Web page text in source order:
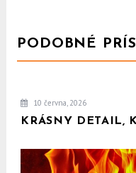
PODOBNÉ
10 června, 2026
KRÁSNY DETAIL,